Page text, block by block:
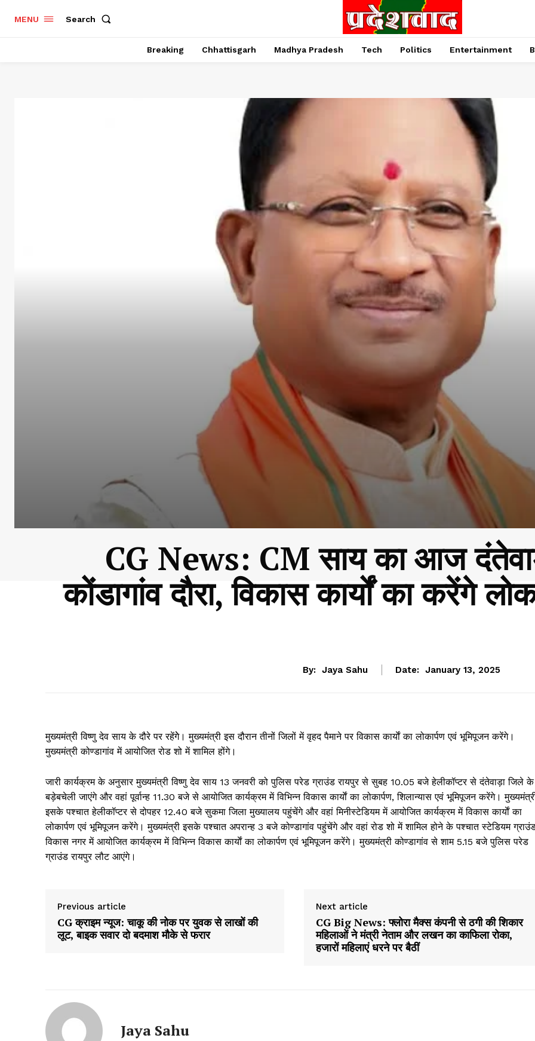
MENU Search
Breaking Chhattisgarh Madhya Pradesh Tech Politics Entertainment
CG News: CM साय का आज
कोंडागांव दौरा, विकास कार्यों का करेंगे
By: Jaya Sahu Date: January 13, 2025
मुख्यमंत्री विष्णु देव साय के दौरे पर रहेंगेे। मुख्यमंत्री इस दौरान तीनों जिलों में वृहद पैमाने पर विकास कार्याें का लोकार्पण एवं भूमिपूजन करेंगे।
मुख्यमंत्री कोण्डागांव में आयोजित रोड शो में शामिल होंगे।
जारी कार्यक्रम के अनुसार मुख्यमंत्री विष्णु देव साय 13 जनवरी को पुलिस परेड ग्राउंड रायपुर से सुबह 10.05 बजे हेलीकॉप्टर से दंतेवाड़ा जिले के
बड़ेबचेली जाएंगे और वहां पूर्वान्ह 11.30 बजे से आयोजित कार्यक्रम में विभिन्न विकास कार्याें का लोकार्पण, शिलान्यास एवं भूमिपूजन करेंगे।
इसके पश्चात हेलीकॉप्टर से दोपहर 12.40 बजे सुकमा जिला मुख्यालय पहुंचेंगे और वहां मिनीस्टेडियम में आयोजित कार्यक्रम में विकास कार्याें का
लोकार्पण एवं भूमिपूजन करेंगे। मुख्यमंत्री इसके पश्चात अपरान्ह 3 बजे कोण्डागांव पहुंचेंगे और वहां रोड शो में शामिल होने के पश्चात स्टेडियम
विकास नगर में आयोजित कार्यक्रम में विभिन्न विकास कार्याें का लोकार्पण एवं भूमिपूजन करेंगे। मुख्यमंत्री कोण्डागांव से शाम 5.15 बजे पुलिस परेड
ग्राउंड रायपुर लौट आएंगे।
Previous article
CG क्राइम न्यूज: चाकू की नोक पर युवक से लाखों की
लूट, बाइक सवार दो बदमाश मौके से फरार
Next article
CG Big News: फ्लोरा मैक्स कंपनी से ठगी की शिकार
महिलाओं ने मंत्री नेताम और लखन का काफिला रोका,
हजारों महिलाएं धरने पर बैठीं
Jaya Sahu